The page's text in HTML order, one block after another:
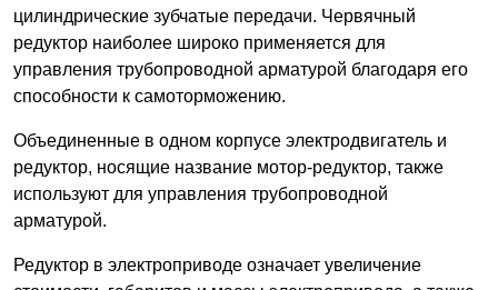
цилиндрические зубчатые передачи. Червячный
редуктор наиболее широко применяется для
управления трубопроводной арматурой благодаря его
способности к самоторможению.
Объединенные в одном корпусе электродвигатель и
редуктор, носящие название мотор-редуктор, также
используют для управления трубопроводной
арматурой.
Редуктор в электроприводе означает увеличение